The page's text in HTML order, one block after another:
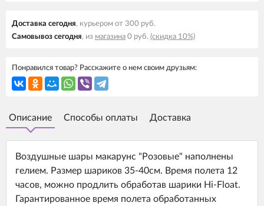
Доставка cегодня, курьером от 300 руб.
Самовывоз cегодня, из магазина 0 руб. (скидка 10%)
Понравился товар? Расскажите о нем своим друзьям:
Описание Способы оплаты Доставка
Воздушные шары макарунс "Розовые" наполнены
гелием. Размер шариков 35-40см. Время полета 12
часов, можно продлить обработав шарики Hi-Float.
Гарантированное время полета обработанных